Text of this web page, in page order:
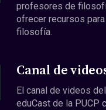
profesores de
ofrecer recursos
filosofía.
Canal de
El canal de videos
eduCast de la PUCP